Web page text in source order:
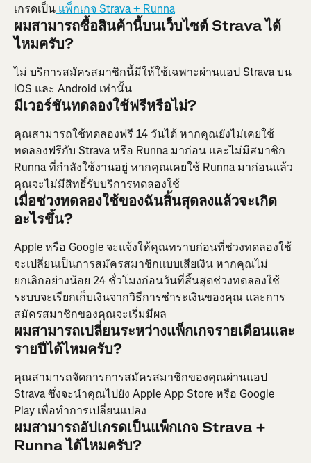
เกรดเป็น แพ็กเกจ Strava + Runna
ผมสามารถซื้อสินค้านี้บนเว็บไซต์ Strava ได้
ไหมครับ?
ไม่ บริการสมัครสมาชิกนี้มีให้ใช้เฉพาะผ่านแอป Strava บน
iOS และ Android เท่านั้น
มีเวอร์ชันทดลองใช้ฟรีหรือไม่?
คุณสามารถใช้ทดลองฟรี 14 วันได้ หากคุณยังไม่เคยใช้
ทดลองฟรีกับ Strava หรือ Runna มาก่อน และไม่มีสมาชิก
Runna ที่กำลังใช้งานอยู่ หากคุณเคยใช้ Runna มาก่อนแล้ว
คุณจะไม่มีสิทธิ์รับบริการทดลองใช้
เมื่อช่วงทดลองใช้ของฉันสิ้นสุดลงแล้วจะเกิด
อะไรขึ้น?
Apple หรือ Google จะแจ้งให้คุณทราบก่อนที่ช่วงทดลองใช้
จะเปลี่ยนเป็นการสมัครสมาชิกแบบเสียเงิน หากคุณไม่
ยกเลิกอย่างน้อย 24 ชั่วโมงก่อนวันที่สิ้นสุดช่วงทดลองใช้
ระบบจะเรียกเก็บเงินจากวิธีการชำระเงินของคุณ และการ
สมัครสมาชิกของคุณจะเริ่มมีผล
ผมสามารถเปลี่ยนระหว่างแพ็กเกจรายเดือนและ
รายปีได้ไหมครับ?
คุณสามารถจัดการการสมัครสมาชิกของคุณผ่านแอป
Strava ซึ่งจะนำคุณไปยัง Apple App Store หรือ Google
Play เพื่อทำการเปลี่ยนแปลง
ผมสามารถอัปเกรดเป็นแพ็กเกจ Strava +
Runna ได้ไหมครับ?